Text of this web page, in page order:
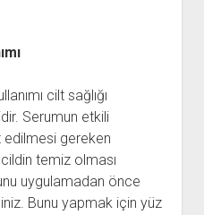
cilt sağlığı
Serumun etkili
edilmesi gereken
temiz olması
uygulamadan önce
Bunu yapmak için yüz